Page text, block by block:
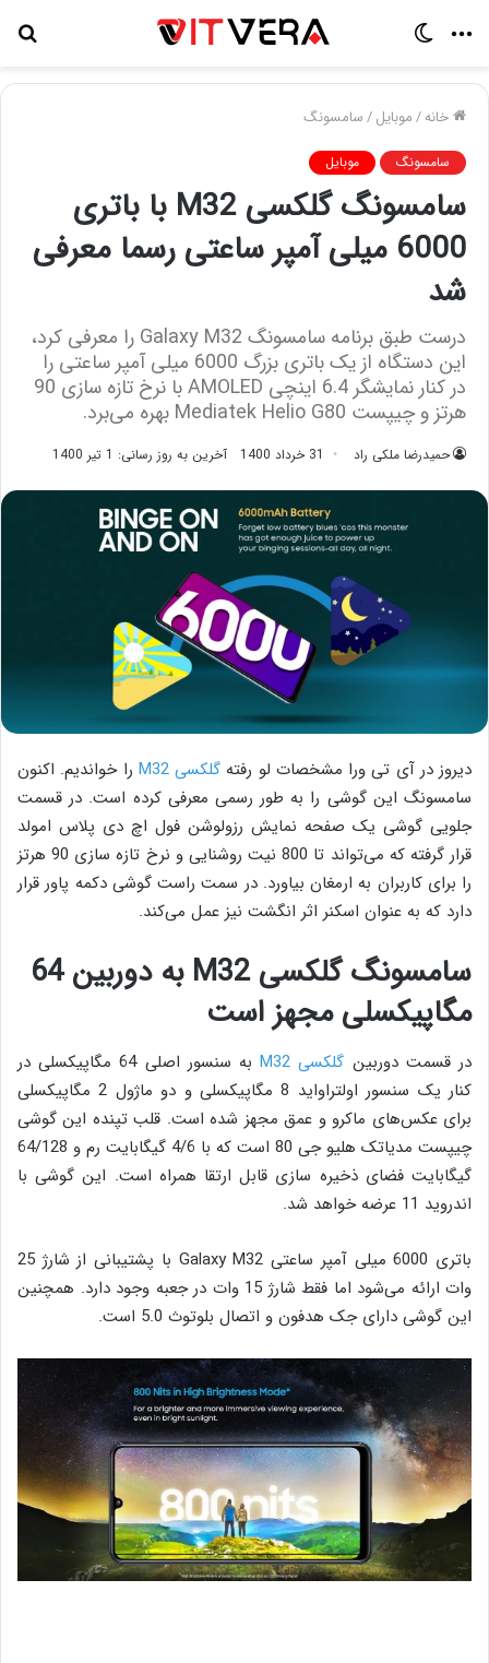
منو
خانه/موبایل/سامسونگ
سامسونگ موبایل
سامسونگ گلکسی M32 با باتری
6000 میلی آمپر ساعتی رسما معرفی
شد
درست طبق برنامه سامسونگ Galaxy M32 را معرفی کرد،
این دستگاه از یک باتری بزرگ 6000 میلی آمپر ساعتی را
در کنار نمایشگر 6.4 اینچی AMOLED با نرخ تازه سازی 90
هرتز و چیپست Mediatek Helio G80 بهره می‌برد.
حمیدرضا ملکی راد 31 خرداد 1400 آخرین به روز رسانی: 1 تیر 1400
دیروز در آی تی ورا مشخصات لو رفته گلکسی M32
را خواندیم. اکنون
سامسونگ این گوشی را به طور رسمی معرفی کرده است. در قسمت
جلویی گوشی یک صفحه نمایش رزولوشن فول اچ دی پلاس امولد
قرار گرفته که می‌تواند تا 800 نیت روشنایی و نرخ تازه سازی 90 هرتز
را برای کاربران به ارمغان بیاورد. در سمت راست گوشی دکمه پاور قرار
دارد که به عنوان اسکنر اثر انگشت نیز عمل می‌کند.
سامسونگ گلکسی M32 به دوربین 64
مگاپیکسلی مجهز است
در قسمت دوربین گلکسی M32
به سنسور اصلی 64 مگاپیکسلی در
کنار یک سنسور اولتراواید 8 مگاپیکسلی و دو ماژول 2 مگاپیکسلی
برای عکس‌های ماکرو و عمق مجهز شده است. قلب تپنده این گوشی
چیپست مدیاتک هلیو جی 80 است که با 4/6 گیگابایت رم و 64/128
گیگابایت فضای ذخیره سازی قابل ارتقا همراه است. این گوشی با
اندروید 11 عرضه خواهد شد.
باتری 6000 میلی آمپر ساعتی Galaxy M32 با پشتیبانی از شارژ 25
وات ارائه می‌شود اما فقط شارژ 15 وات در جعبه وجود دارد. همچنین
این گوشی دارای جک هدفون و اتصال بلوتوث 5.0 است.